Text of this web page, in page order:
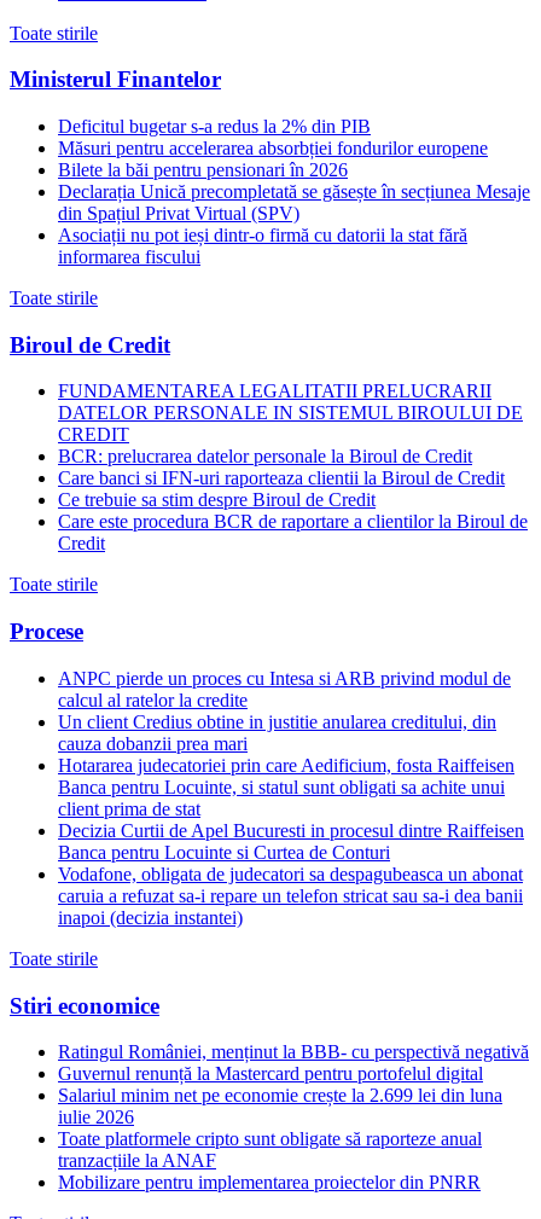
Toate stirile
Ministerul Finantelor
Deficitul bugetar s-a redus la 2% din PIB
Măsuri pentru accelerarea absorbției fondurilor europene
Bilete la băi pentru pensionari în 2026
Declarația Unică precompletată se găsește în secțiunea Mesaje
din Spațiul Privat Virtual (SPV)
Asociații nu pot ieși dintr-o firmă cu datorii la stat fără
informarea fiscului
Toate stirile
Biroul de Credit
FUNDAMENTAREA LEGALITATII PRELUCRARII
DATELOR PERSONALE IN SISTEMUL BIROULUI DE
CREDIT
BCR: prelucrarea datelor personale la Biroul de Credit
Care banci si IFN-uri raporteaza clientii la Biroul de Credit
Ce trebuie sa stim despre Biroul de Credit
Care este procedura BCR de raportare a clientilor la Biroul de
Credit
Toate stirile
Procese
ANPC pierde un proces cu Intesa si ARB privind modul de
calcul al ratelor la credite
Un client Credius obtine in justitie anularea creditului, din
cauza dobanzii prea mari
Hotararea judecatoriei prin care Aedificium, fosta Raiffeisen
Banca pentru Locuinte, si statul sunt obligati sa achite unui
client prima de stat
Decizia Curtii de Apel Bucuresti in procesul dintre Raiffeisen
Banca pentru Locuinte si Curtea de Conturi
Vodafone, obligata de judecatori sa despagubeasca un abonat
caruia a refuzat sa-i repare un telefon stricat sau sa-i dea banii
inapoi (decizia instantei)
Toate stirile
Stiri economice
Ratingul României, menținut la BBB- cu perspectivă negativă
Guvernul renunță la Mastercard pentru portofelul digital
Salariul minim net pe economie crește la 2.699 lei din luna
iulie 2026
Toate platformele cripto sunt obligate să raporteze anual
tranzacțiile la ANAF
Mobilizare pentru implementarea proiectelor din PNRR